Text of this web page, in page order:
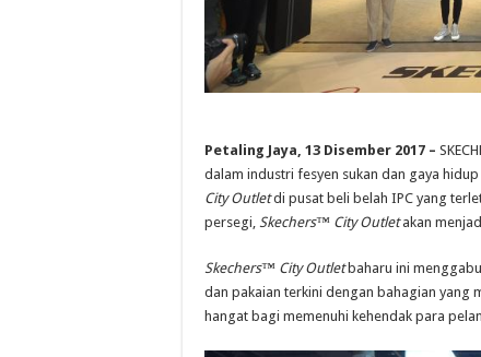
Petaling Jaya, 13 Disember 2017 –
dalam industri fesyen sukan dan gaya
City Outletdi pusat beli belah IPC yang
persegi, Skechers™ City Outletakan
Skechers™ City Outletbaharu ini
dan pakaian terkini dengan bahagian yang
hangat bagi memenuhi kehendak para